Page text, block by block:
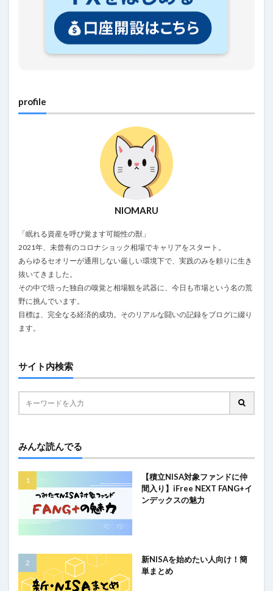
profile
NIOMARU
「眠れる資産を呼び覚ます可能性の獣」
2021年、未曾有のコロナショック相場でキャリアをスタート。
あらゆるセオリーが通用しない厳しい環境下で、実践のみを頼りに生き
抜いてきました。
その中で培った独自の嗅覚と相場観を武器に、今日も市場という名の荒
野に挑んでいます。
目標は、完全なる経済的成功。そのリアルな闘いの記録をブログに綴り
ます。
サイト内検索
みんな読んでる
【積立NISA対象ファンドに仲
間入り】iFree NEXT FANG+イ
ンデックスの魅力
新NISAを始めたい人向け！簡
単まとめ